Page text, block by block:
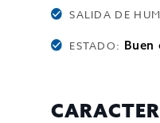
SALIDA DE
ESTADO: Buen